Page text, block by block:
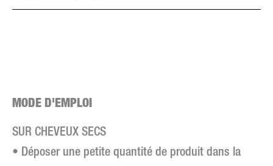
MODE D'EMPLOI
SUR CHEVEUX SECS
• Déposer une petite quantité de produit dans la